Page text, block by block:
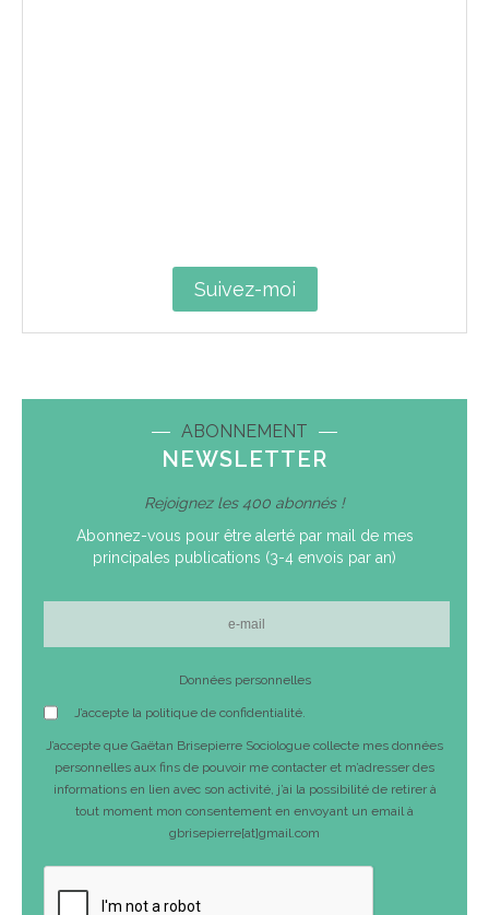
Suivez-moi
ABONNEMENT
NEWSLETTER
Rejoignez les 400 abonnés !
Abonnez-vous pour être alerté par mail de mes
principales publications (3-4 envois par an)
Données personnelles
J’accepte la politique de confidentialité.
J’accepte que Gaëtan Brisepierre Sociologue collecte mes données
personnelles aux fins de pouvoir me contacter et m’adresser des
informations en lien avec son activité, j’ai la possibilité de retirer à
tout moment mon consentement en envoyant un email à
gbrisepierre[at]gmail.com